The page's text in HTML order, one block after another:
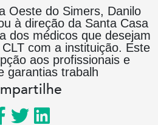
Oeste do Simers, Danilo
à direção da Santa Casa
dos médicos que desejam
com a instituição. Este
aos profissionais e
garantias trabalh